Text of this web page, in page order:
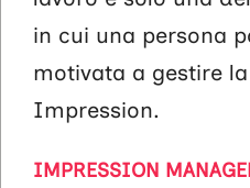
in cui una persona
motivata a gestire
Impression.
IMPRESSION